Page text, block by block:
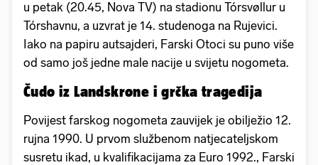
u petak (20.45, Nova TV) na stadionu Tórsvøllur u
Tórshavnu, a uzvrat je 14. studenoga na Rujevici.
Iako na papiru autsajderi, Farski Otoci su puno više
od samo još jedne male nacije u svijetu nogometa.
Čudo iz Landskrone i grčka tragedija
Povijest farskog nogometa zauvijek je obilježio 12.
rujna 1990. U prvom službenom natjecateljskom
susretu ikad, u kvalifikacijama za Euro 1992., Farski